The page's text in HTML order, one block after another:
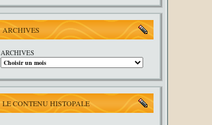
ARCHIVES
ARCHIVES
LE CONTENU HISTOPALE